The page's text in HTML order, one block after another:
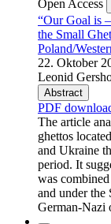
Open Access
“Our Goal is
the Small
Poland/
22. Oktober
Leonid
Abstract
PDF
The article
ghettos
and Ukraine
period. It
was
and under the
German-Nazi